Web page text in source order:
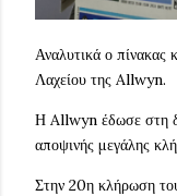
Αναλυτικά ο πίνακας
Λαχείου της Allwyn.
Η Allwyn έδωσε στη
αποψινής μεγάλης
Στην 20η κλήρωση